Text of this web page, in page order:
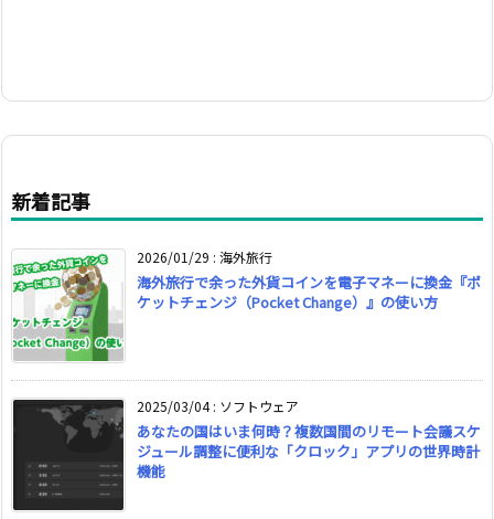
新着記事
2026/01/29 : 海外旅行
海外旅行で余った外貨コインを電子マネーに換金『ポ
ケットチェンジ（Pocket Change）』の使い方
2025/03/04: ソフトウェア
あなたの国はいま何時？複数国間のリモート会議スケ
ジュール調整に便利な「クロック」アプリの世界時計
機能